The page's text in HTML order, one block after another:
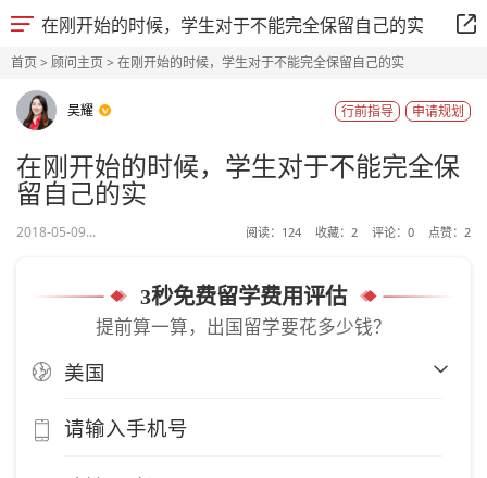
在刚开始的时候，学生对于不能完全保留自己的实
首页> 顾问主页> 在刚开始的时候，学生对于不能完全保留自己的实
吴耀 申请规划
行前指导
在刚开始的时候，学生对于不能完全保
留自己的实
2018-05-09... 阅读： 124 收藏： 2 评论： 0 点赞： 2
3秒免费留学费用评估
提前算一算，出国留学要花多少钱？